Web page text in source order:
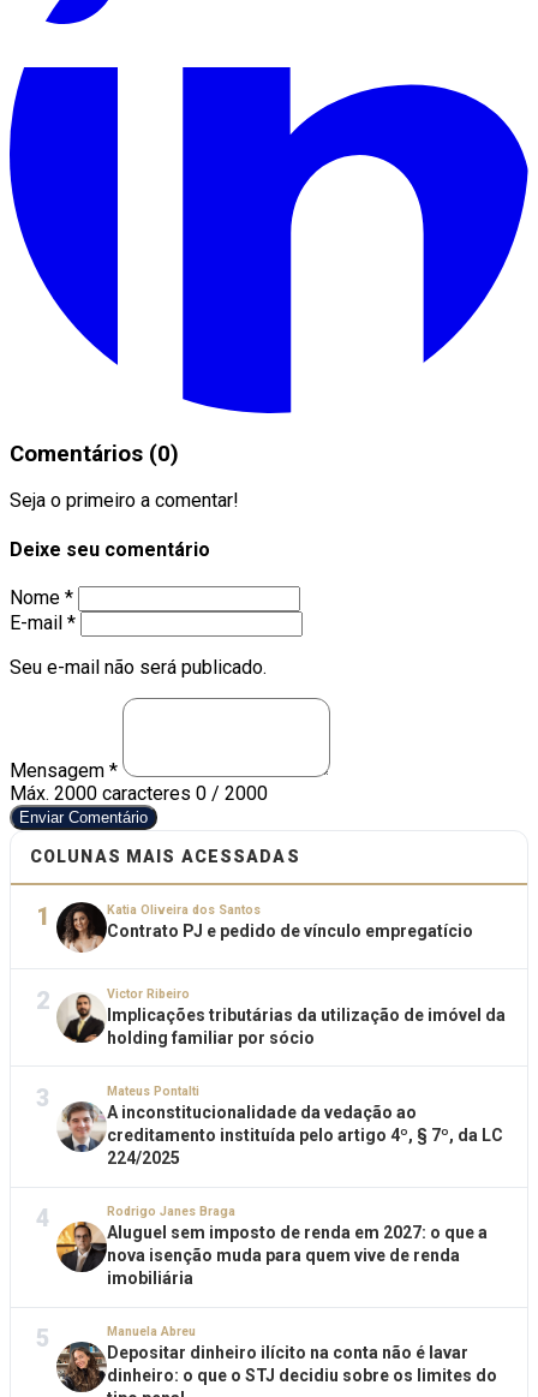
Comentários (0)
Seja o primeiro a comentar!
Deixe seu comentário
Nome *
E-mail *
Seu e-mail não será publicado.
Mensagem *
Máx. 2000 caracteres 0 / 2000
Enviar Comentário
COLUNAS MAIS ACESSADAS
1 Katia Oliveira dos Santos
Contrato PJ e pedido de vínculo empregatício
2 Victor Ribeiro
Implicações tributárias da utilização de imóvel da
holding familiar por sócio
3 Mateus Pontalti
A inconstitucionalidade da vedação ao
creditamento instituída pelo artigo 4º, § 7º, da LC
224/2025
4 Rodrigo Janes Braga
Aluguel sem imposto de renda em 2027: o que a
nova isenção muda para quem vive de renda
imobiliária
5 Manuela Abreu
Depositar dinheiro ilícito na conta não é lavar
dinheiro: o que o STJ decidiu sobre os limites do